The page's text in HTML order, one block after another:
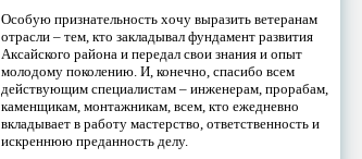
Особую признательность хочу выразить ветеранам
отрасли – тем, кто закладывал фундамент развития
Аксайского района и передал свои знания и опыт
молодому поколению. И, конечно, спасибо всем
действующим специалистам – инженерам, прорабам,
каменщикам, монтажникам, всем, кто ежедневно
вкладывает в работу мастерство, ответственность и
искреннюю преданность делу.